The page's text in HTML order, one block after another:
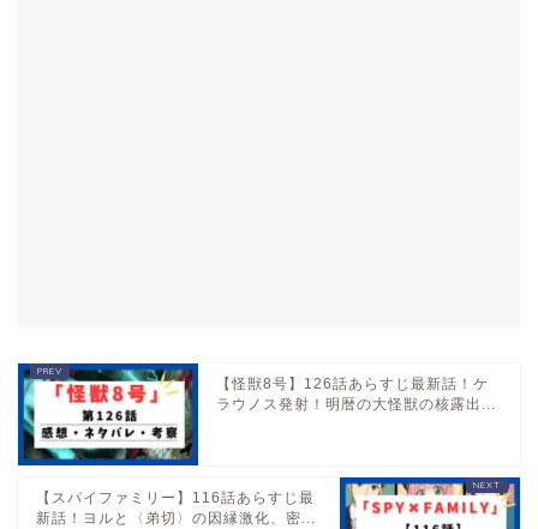
【怪獣8号】126話あらすじ最新話！ケ
ラウノス発射！明暦の大怪獣の核露出...
【スパイファミリー】116話あらすじ最
新話！ヨルと〈弟切〉の因縁激化、密...